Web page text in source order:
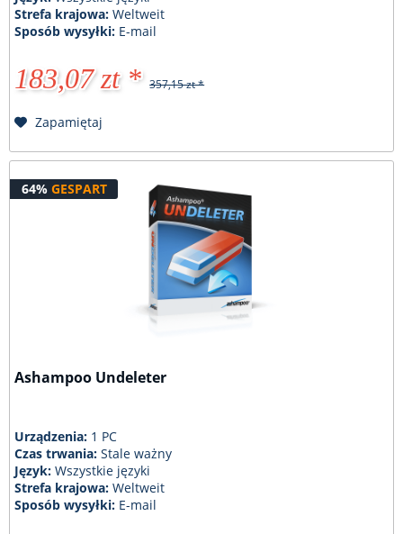
Strefa krajowa:Weltweit
Sposób wysyłki: E-mail
183,07 zt * 357,15 zt *
Zapamiętaj
64% GESPART
Ashampoo Undeleter
Urządzenia: 1 PC
Czas trwania:Stale ważny
Język:Wszystkie języki
Strefa krajowa:Weltweit
Sposób wysyłki: E-mail